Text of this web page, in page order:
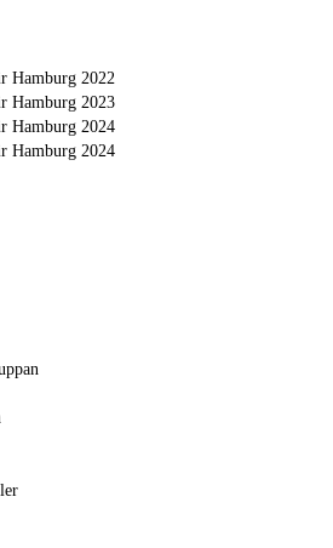
Hamburg 2022
Hamburg 2023
Hamburg 2024
Hamburg 2024